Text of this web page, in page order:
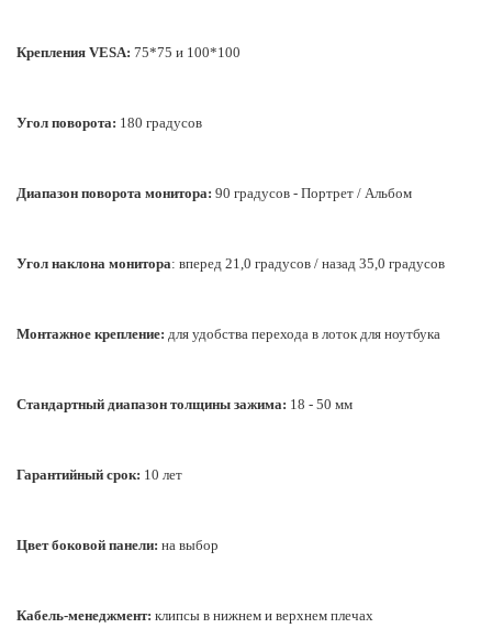
Крепления VESA: 75*75 и 100*100
Угол поворота: 180 градусов
Диапазон поворота монитора: 90 градусов - Портрет / Альбом
Угол наклона монитора: вперед 21,0 градусов / назад 35,0 градусов
Монтажное крепление: для удобства перехода в лоток для ноутбука
Стандартный диапазон толщины зажима: 18 - 50 мм
Гарантийный срок: 10 лет
Цвет боковой панели: на выбор
Кабель-менеджмент: клипсы в нижнем и верхнем плечах